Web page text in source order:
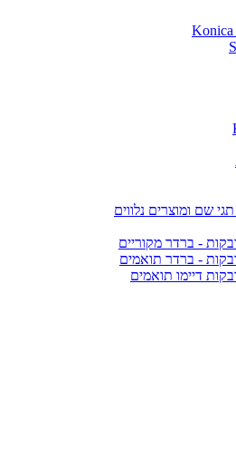
שם ומוצרים נלווים
- ברדר מקוריים
- ברדר תואמים
דיימו תואמים